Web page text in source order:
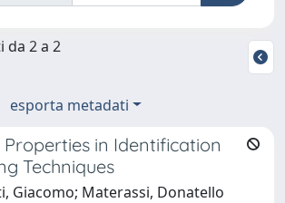
2 a 2
esporta metadati
in Identification
Techniques
Giacomo; Materassi, Donatello